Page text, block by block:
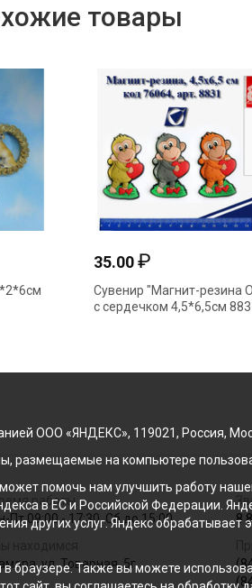
товары
35.00₽
Сувенир "Магнит-резина
с сердечком 4,5*6,5см
работы
Пт 09:00 - 17:30, Сб до 15:00
ул. Товарная, 5г
8
ООО «ЯНДЕКС», 119021, Россия,
размещаемые на компьютере
помочь нам улучшить работу
в ЕС и Российской Федерации.
других услуг. Яндекс
браузере. Также вы можете